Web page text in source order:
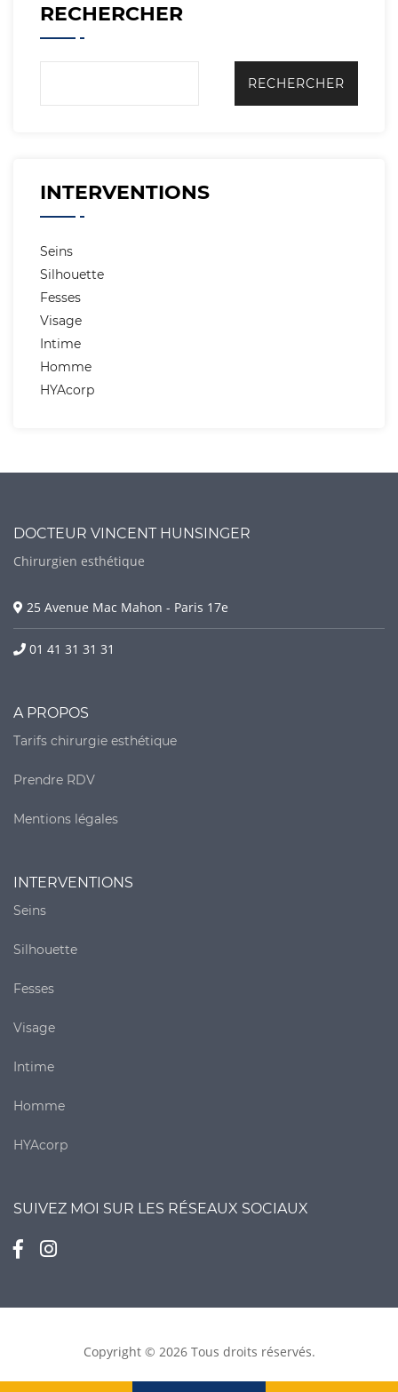
RECHERCHER
INTERVENTIONS
Seins
Silhouette
Fesses
Visage
Intime
Homme
HYAcorp
DOCTEUR VINCENT HUNSINGER
Chirurgien esthétique
25 Avenue Mac Mahon - Paris 17e
01 41 31 31 31
A PROPOS
Tarifs chirurgie esthétique
Prendre RDV
Mentions légales
INTERVENTIONS
Seins
Silhouette
Fesses
Visage
Intime
Homme
HYAcorp
SUIVEZ MOI SUR LES RÉSEAUX SOCIAUX
Copyright © 2026 Tous droits réservés.